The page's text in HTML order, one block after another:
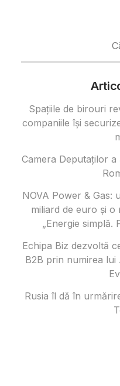
Spațiile de birouri
companiile își
Camera Deputaților
NOVA Power & Gas:
miliard de euro și o
„Energie simplă.
Echipa Biz dezvoltă
B2B prin numirea
Rusia îl dă în